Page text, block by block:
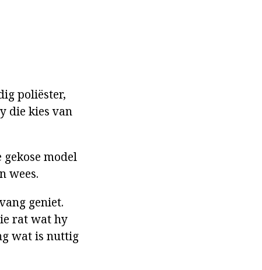
poliëster,
die kies van
model
wees.
geniet.
rat wat hy
wat is nuttig